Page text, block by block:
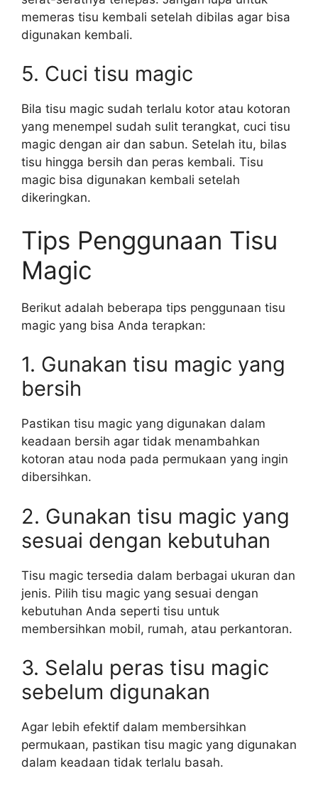
memeras tisu kembali setelah dibilas agar bisa
digunakan kembali.
5. Cuci tisu magic
Bila tisu magic sudah terlalu kotor atau kotoran
yang menempel sudah sulit terangkat, cuci tisu
magic dengan air dan sabun. Setelah itu, bilas
tisu hingga bersih dan peras kembali. Tisu
magic bisa digunakan kembali setelah
dikeringkan.
Tips Penggunaan Tisu
Magic
Berikut adalah beberapa tips penggunaan tisu
magic yang bisa Anda terapkan:
1. Gunakan tisu magic yang
bersih
Pastikan tisu magic yang digunakan dalam
keadaan bersih agar tidak menambahkan
kotoran atau noda pada permukaan yang ingin
dibersihkan.
2. Gunakan tisu magic yang
sesuai dengan kebutuhan
Tisu magic tersedia dalam berbagai ukuran dan
jenis. Pilih tisu magic yang sesuai dengan
kebutuhan Anda seperti tisu untuk
membersihkan mobil, rumah, atau perkantoran.
3. Selalu peras tisu magic
sebelum digunakan
Agar lebih efektif dalam membersihkan
permukaan, pastikan tisu magic yang digunakan
dalam keadaan tidak terlalu basah.